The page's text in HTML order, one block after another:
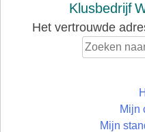
Klusbedrijf
Het vertrouwde
Mijn
Mijn